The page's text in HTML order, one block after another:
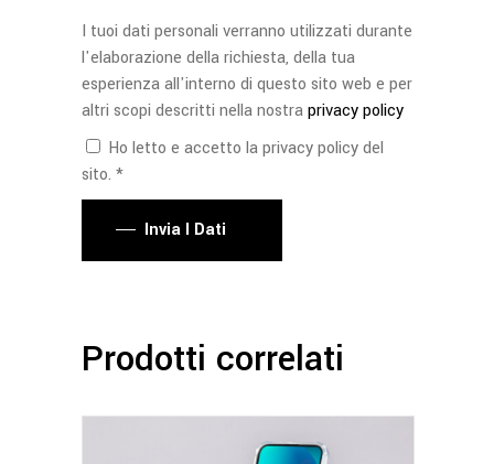
I tuoi dati personali verranno utilizzati durante
l'elaborazione della richiesta, della tua
esperienza all'interno di questo sito web e per
altri scopi descritti nella nostraprivacy policy
Ho letto e accetto la privacy policy del
sito. *
Invia I Dati
Prodotti correlati